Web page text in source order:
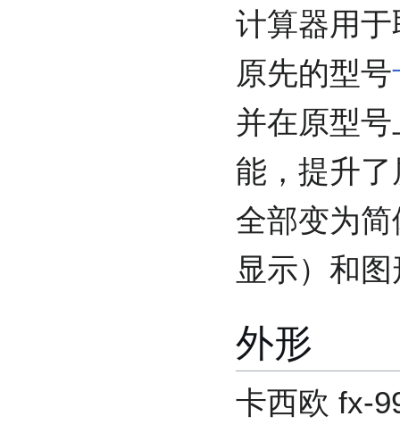
计算器用于
原先的型号
并在原型
能，提升
全部变为
显示）和
外形
卡西欧 fx-